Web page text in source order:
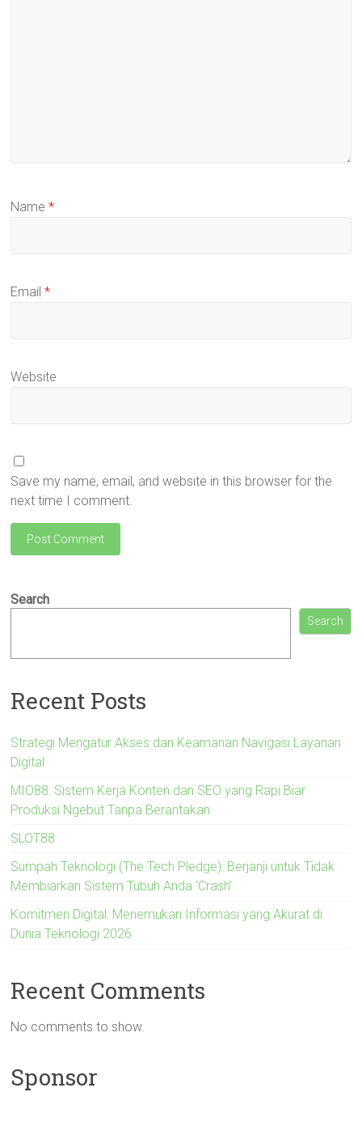
Name*
Email*
Website
Save my name, email, and website in this browser for the
next time I comment.
Search
Search
Recent Posts
Strategi Mengatur Akses dan Keamanan Navigasi Layanan
Digital
MIO88: Sistem Kerja Konten dan SEO yang Rapi Biar
Produksi Ngebut Tanpa Berantakan
SLOT88
Sumpah Teknologi (The Tech Pledge): Berjanji untuk Tidak
Membiarkan Sistem Tubuh Anda ‘Crash’
Komitmen Digital: Menemukan Informasi yang Akurat di
Dunia Teknologi 2026
Recent Comments
No comments to show.
Sponsor